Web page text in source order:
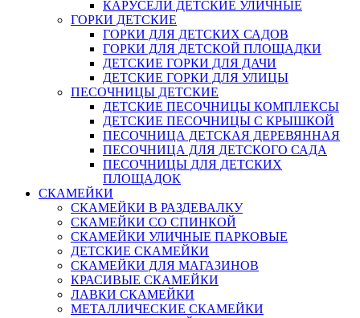
КАРУСЕЛИ ДЕТСКИЕ УЛИЧНЫЕ
ГОРКИ ДЕТСКИЕ
ГОРКИ ДЛЯ ДЕТСКИХ САДОВ
ГОРКИ ДЛЯ ДЕТСКОЙ ПЛОЩАДКИ
ДЕТСКИЕ ГОРКИ ДЛЯ ДАЧИ
ДЕТСКИЕ ГОРКИ ДЛЯ УЛИЦЫ
ПЕСОЧНИЦЫ ДЕТСКИЕ
ДЕТСКИЕ ПЕСОЧНИЦЫ КОМПЛЕКСЫ
ДЕТСКИЕ ПЕСОЧНИЦЫ С КРЫШКОЙ
ПЕСОЧНИЦА ДЕТСКАЯ ДЕРЕВЯННАЯ
ПЕСОЧНИЦА ДЛЯ ДЕТСКОГО САДА
ПЕСОЧНИЦЫ ДЛЯ ДЕТСКИХ
ПЛОЩАДОК
СКАМЕЙКИ
СКАМЕЙКИ В РАЗДЕВАЛКУ
СКАМЕЙКИ СО СПИНКОЙ
СКАМЕЙКИ УЛИЧНЫЕ ПАРКОВЫЕ
ДЕТСКИЕ СКАМЕЙКИ
СКАМЕЙКИ ДЛЯ МАГАЗИНОВ
КРАСИВЫЕ СКАМЕЙКИ
ЛАВКИ СКАМЕЙКИ
МЕТАЛЛИЧЕСКИЕ СКАМЕЙКИ